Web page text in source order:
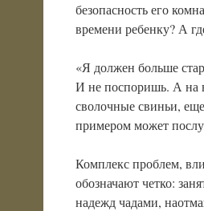
безопасность его
времени ребенку? А
«Я должен больше
И не поспоришь. А на
сволочные свиньи,
примером может
Комплекс проблем,
обозначают четко:
надежд чадами,